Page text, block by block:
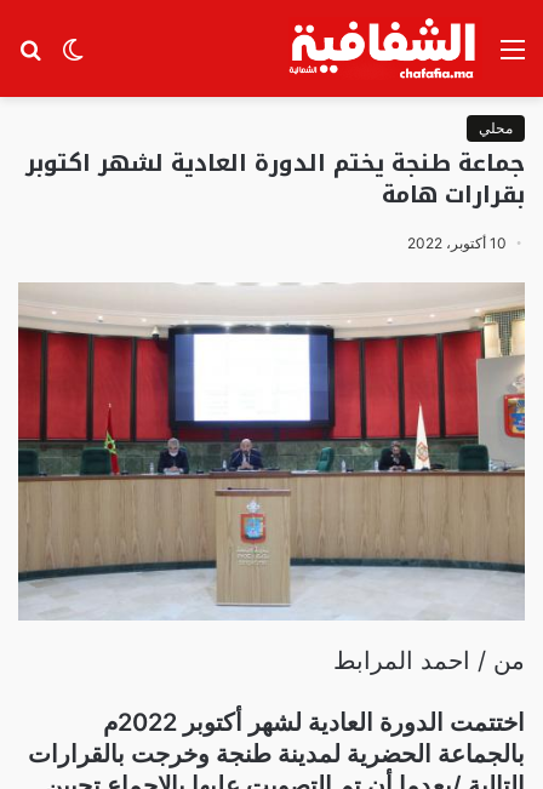
الوضع
القائمة
محلي
جماعة طنجة يختم الدورة العادية لشهر اكتوبر
بقرارات هامة
10 أكتوبر، 2022
من / احمد المرابط
اختتمت الدورة العادية لشهر أكتوبر 2022م
بالجماعة الحضرية لمدينة طنجة وخرجت بالقرارات